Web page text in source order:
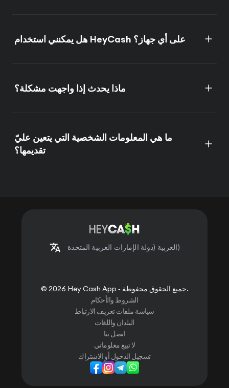
هل يمكنني استخدام HeyCash على أي جهاز؟
ماذا يحدث إذا واجهت مشكلة؟
ما هي المعلومات الشخصية التي يتعين عليّ
تقديمها؟
العربية(دولة الإمارات العربية المتحدة)
© 2026 Hey Cash App ‐ جميع الحقوق محفوظة.
الشروط والأحكام
سياسة ملفات تعريف الارتباط
البلدان واللغات
اتصل بنا
لا تبيع معلوماتي
تسجيل الدخول أو الاشتراك